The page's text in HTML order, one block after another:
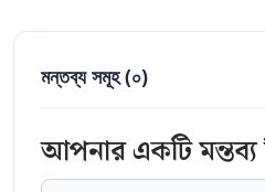
মন্তব্য সমূহ (০)
আপনার একটি